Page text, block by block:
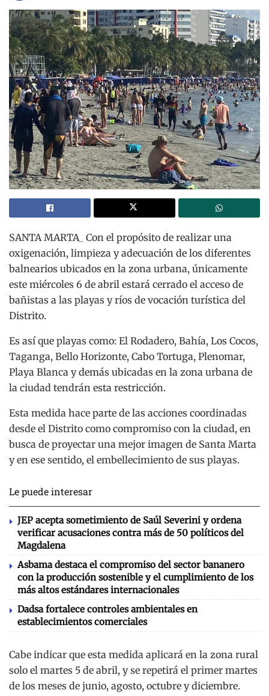
SANTA MARTA_ Con el propósito de realizar una
oxigenación, limpieza y adecuación de los diferentes
balnearios ubicados en la zona urbana, únicamente
este miércoles 6 de abril estará cerrado el acceso de
bañistas a las playas y ríos de vocación turística del
Distrito.
Es así que playas como: El Rodadero, Bahía, Los Cocos,
Taganga, Bello Horizonte, Cabo Tortuga, Plenomar,
Playa Blanca y demás ubicadas en la zona urbana de
la ciudad tendrán esta restricción.
Esta medida hace parte de las acciones coordinadas
desde el Distrito como compromiso con la ciudad, en
busca de proyectar una mejor imagen de Santa Marta
y en ese sentido, el embellecimiento de sus playas.
Le puede interesar
JEP acepta sometimiento de Saúl Severini y ordena
verificar acusaciones contra más de 50 políticos del
Magdalena
Asbama destaca el compromiso del sector bananero
con la producción sostenible y el cumplimiento de los
más altos estándares internacionales
Dadsa fortalece controles ambientales en
establecimientos comerciales
Cabe indicar que esta medida aplicará en la zona rural
solo el martes 5 de abril, y se repetirá el primer martes
de los meses de junio, agosto, octubre y diciembre.